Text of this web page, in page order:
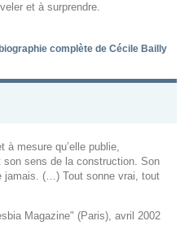
et à surprendre.
complète de Cécile Bailly
mesure qu’elle publie,
sens de la construction. Son
jamais. (…) Tout sonne vrai, tout
Magazine" (Paris), avril 2002